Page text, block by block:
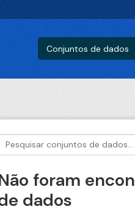
Conjuntos de dados
foram
dados